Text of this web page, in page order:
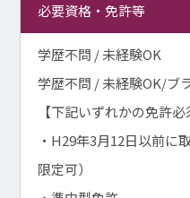
必要資格・免許等
学歴不問 / 未経験OK
学歴不問 / 未経験OK/ブ
【下記いずれかの免許必
・H29年3月12日以前に
限定可）